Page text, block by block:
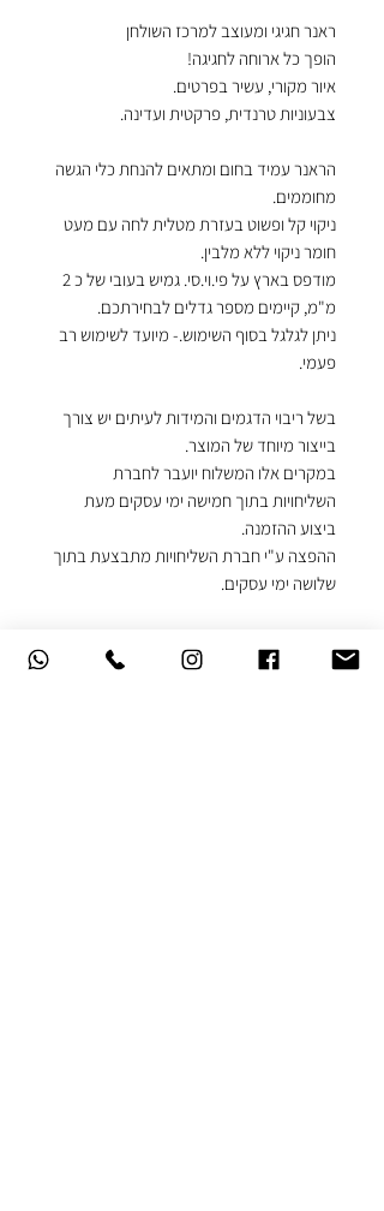
ראנר חגיגי ומעוצב למרכז השולחן
הופך כל ארוחה לחגיגה!
איור מקורי, עשיר בפרטים.
צבעוניות טרנדית, פרקטית ועדינה.
הראנר עמיד בחום ומתאים להנחת כלי הגשה
מחוממים.
ניקוי קל ופשוט בעזרת מטלית לחה עם מעט
חומר ניקוי ללא מלבין.
מודפס בארץ על פי.וי.סי. גמיש בעובי של כ 2
מ"מ, קיימים מספר גדלים לבחירתכם.
ניתן לגלגל בסוף השימוש.- מיועד לשימוש רב
פעמי.
בשל ריבוי הדגמים והמידות לעיתים יש צורך
בייצור מיוחד של המוצר.
במקרים אלו המשלוח יועבר לחברת
השליחויות בתוך חמישה ימי עסקים מעת
ביצוע ההזמנה.
ההפצה ע"י חברת השליחויות מתבצעת בתוך
שלושה ימי עסקים.